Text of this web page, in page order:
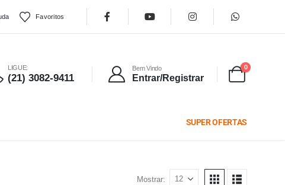
Favoritos
LIGUE:
(21) 3082-9411
Bem Vindo
Entrar/Registrar
0
SUPER OFERTAS
Mostrar: